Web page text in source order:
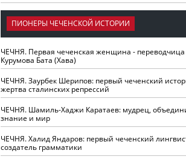
ПИОНЕРЫ ЧЕЧЕНСКОЙ ИСТОРИИ
ЧЕЧНЯ. Первая чеченская женщина - переводчица
Курумова Бата (Хава)
ЧЕЧНЯ. Заурбек Шерипов: первый чеченский
жертва сталинских репрессий
ЧЕЧНЯ. Шамиль-Хаджи Каратаев: мудрец,
знание и мир
ЧЕЧНЯ. Халид Яндаров: первый чеченский
создатель грамматики